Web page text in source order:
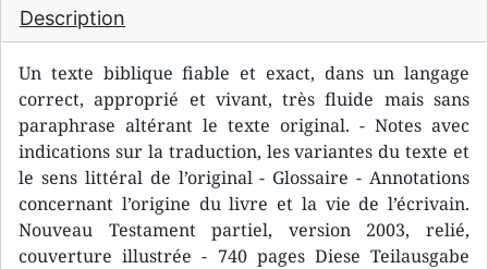
Description
Un texte biblique fiable et exact, dans un langage
correct, approprié et vivant, très fluide mais sans
paraphrase altérant le texte original. - Notes avec
indications sur la traduction, les variantes du texte et
le sens littéral de l’original - Glossaire - Annotations
concernant l’origine du livre et la vie de l’écrivain.
Nouveau Testament partiel, version 2003, relié,
couverture illustrée - 740 pages Diese Teilausgabe